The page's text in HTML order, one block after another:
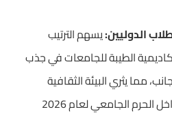
الدوليين:يسهم الترتيب
الطيبة للجامعات في جذب
مما يثري البيئة الثقافية
والتنوع الاجتماعي داخل الحرم الجامعي لعام 2026